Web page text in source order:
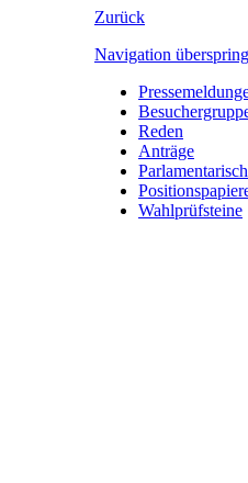
Zurück
Navigation
Reden
Anträge
Wahlprüfsteine